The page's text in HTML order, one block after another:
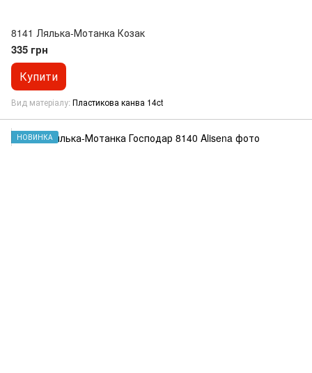
8141 Лялька-Мотанка Козак
335 грн
Купити
Вид матеріалу Пластикова канва 14ct
НОВИНКА